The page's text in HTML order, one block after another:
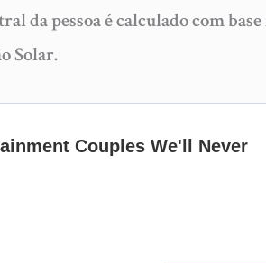
da pessoa é calculado com base
Solar.